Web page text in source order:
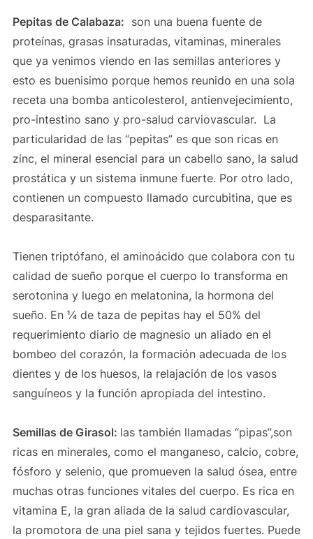
Pepitas de Calabaza: son una buena fuente de
proteínas, grasas insaturadas, vitaminas, minerales
que ya venimos viendo en las semillas anteriores y
esto es buenisimo porque hemos reunido en una sola
receta una bomba anticolesterol, antienvejecimiento,
pro-intestino sano y pro-salud carviovascular. La
particularidad de las “pepitas” es que son ricas en
zinc, el mineral esencial para un cabello sano, la salud
prostática y un sistema inmune fuerte. Por otro lado,
contienen un compuesto llamado curcubitina, que es
desparasitante.
Tienen triptófano, el aminoácido que colabora con tu
calidad de sueño porque el cuerpo lo transforma en
serotonina y luego en melatonina, la hormona del
sueño. En ¼ de taza de pepitas hay el 50% del
requerimiento diario de magnesio un aliado en el
bombeo del corazón, la formación adecuada de los
dientes y de los huesos, la relajación de los vasos
sanguíneos y la función apropiada del intestino.
Semillas de Girasol: las también llamadas “pipas”,son
ricas en minerales, como el manganeso, calcio, cobre,
fósforo y selenio, que promueven la salud ósea, entre
muchas otras funciones vitales del cuerpo. Es rica en
vitamina E, la gran aliada de la salud cardiovascular,
la promotora de una piel sana y tejidos fuertes. Puede